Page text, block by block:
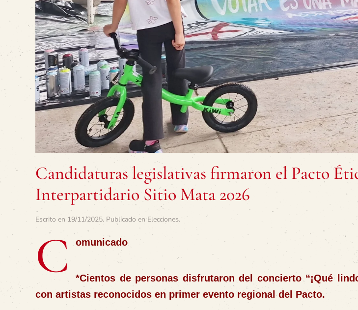
Candidaturas legislativas firmaron el Pacto
Interpartidario Sitio Mata 2026
Escrito en 19/11/2025. Publicado en Elecciones.
C omunicado
*Cientos de personas disfrutaron del concierto “¡Qué
con artistas reconocidos en primer evento regional del Pacto.